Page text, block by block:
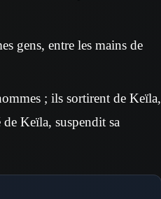
gens, entre les mains de
; ils sortirent de Keïla,
Keïla, suspendit sa